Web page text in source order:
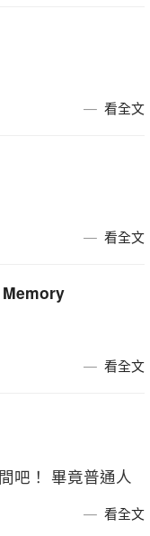
看全文
看全文
看全文
吧！ 畢竟普通人
看全文